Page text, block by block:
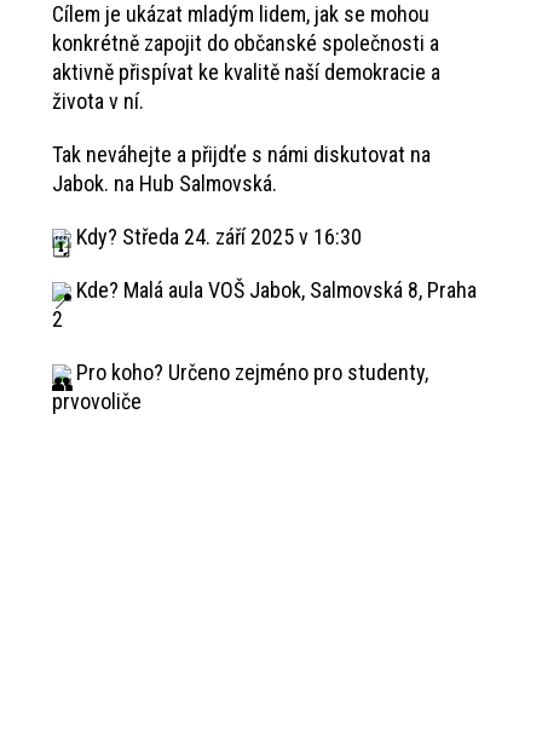
Cílem je ukázat mladým lidem, jak se mohou
konkrétně zapojit do občanské společnosti a
aktivně přispívat ke kvalitě naší demokracie a
života v ní.
Tak neváhejte a přijdťe s námi diskutovat na
Jabok. na Hub Salmovská.
Kdy? Středa 24. září 2025 v 16:30
Kde? Malá aula VOŠ Jabok, Salmovská 8, Praha
2
Pro koho? Určeno zejméno pro studenty,
prvovoliče